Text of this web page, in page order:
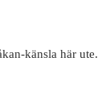
känsla här ute.